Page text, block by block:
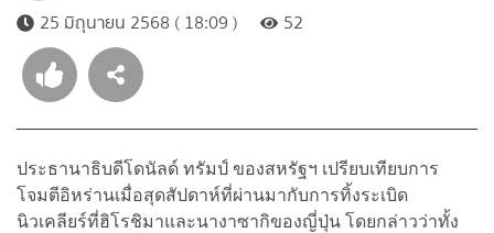
25 มิถุนายน 2568 ( 18:09 )
52
ประธานาธิบดีโดนัลด์ ทรัมป์ ของสหรัฐฯ เปรียบเทียบการ
โจมตีอิหร่านเมื่อสุดสัปดาห์ที่ผ่านมากับการทิ้งระเบิด
นิวเคลียร์ที่ฮิโรชิมาและนางาซากิของญี่ปุ่น โดยกล่าวว่าทั้ง